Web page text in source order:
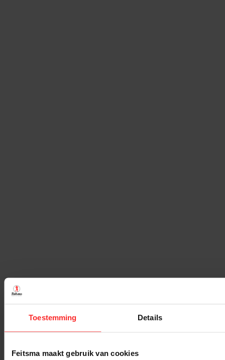
Toestemming Details
Feitsma maakt gebruik van cookies